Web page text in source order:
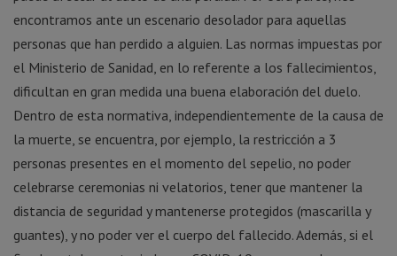
encontramos ante un escenario desolador para aquellas
personas que han perdido a alguien. Las normas impuestas por
el Ministerio de Sanidad, en lo referente a los fallecimientos,
dificultan en gran medida una buena elaboración del duelo.
Dentro de esta normativa, independientemente de la causa de
la muerte, se encuentra, por ejemplo, la restricción a 3
personas presentes en el momento del sepelio, no poder
celebrarse ceremonias ni velatorios, tener que mantener la
distancia de seguridad y mantenerse protegidos (mascarilla y
guantes), y no poder ver el cuerpo del fallecido. Además, si el